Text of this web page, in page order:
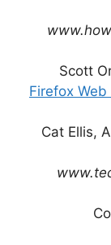
Scott
Firefox Web
Cat Ellis,